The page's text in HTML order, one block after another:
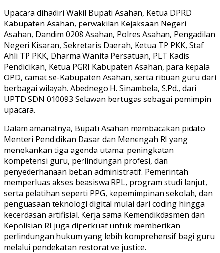
Upacara dihadiri Wakil Bupati Asahan, Ketua DPRD
Kabupaten Asahan, perwakilan Kejaksaan Negeri
Asahan, Dandim 0208 Asahan, Polres Asahan, Pengadilan
Negeri Kisaran, Sekretaris Daerah, Ketua TP PKK, Staf
Ahli TP PKK, Dharma Wanita Persatuan, PLT Kadis
Pendidikan, Ketua PGRI Kabupaten Asahan, para kepala
OPD, camat se-Kabupaten Asahan, serta ribuan guru dari
berbagai wilayah. Abednego H. Sinambela, S.Pd., dari
UPTD SDN 010093 Selawan bertugas sebagai pemimpin
upacara.
Dalam amanatnya, Bupati Asahan membacakan pidato
Menteri Pendidikan Dasar dan Menengah RI yang
menekankan tiga agenda utama: peningkatan
kompetensi guru, perlindungan profesi, dan
penyederhanaan beban administratif. Pemerintah
memperluas akses beasiswa RPL, program studi lanjut,
serta pelatihan seperti PPG, kepemimpinan sekolah, dan
penguasaan teknologi digital mulai dari coding hingga
kecerdasan artifisial. Kerja sama Kemendikdasmen dan
Kepolisian RI juga diperkuat untuk memberikan
perlindungan hukum yang lebih komprehensif bagi guru
melalui pendekatan restorative justice.